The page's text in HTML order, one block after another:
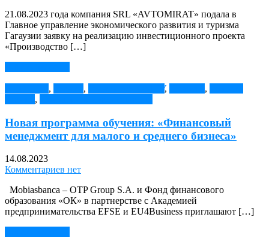
21.08.2023 года компания SRL «AVTOMIRAT» подала в
Главное управление экономического развития и туризма
Гагаузии заявку на реализацию инвестиционного проекта
«Производство […]
, , , ,
,
Новая программа обучения: «Финансовый
менеджмент для малого и среднего бизнеса»
14.08.2023
Комментариев нет
Mobiasbanca – OTP Group S.A. и Фонд финансового
образования «ОК» в партнерстве с Академией
предпринимательства EFSE и EU4Business приглашают […]